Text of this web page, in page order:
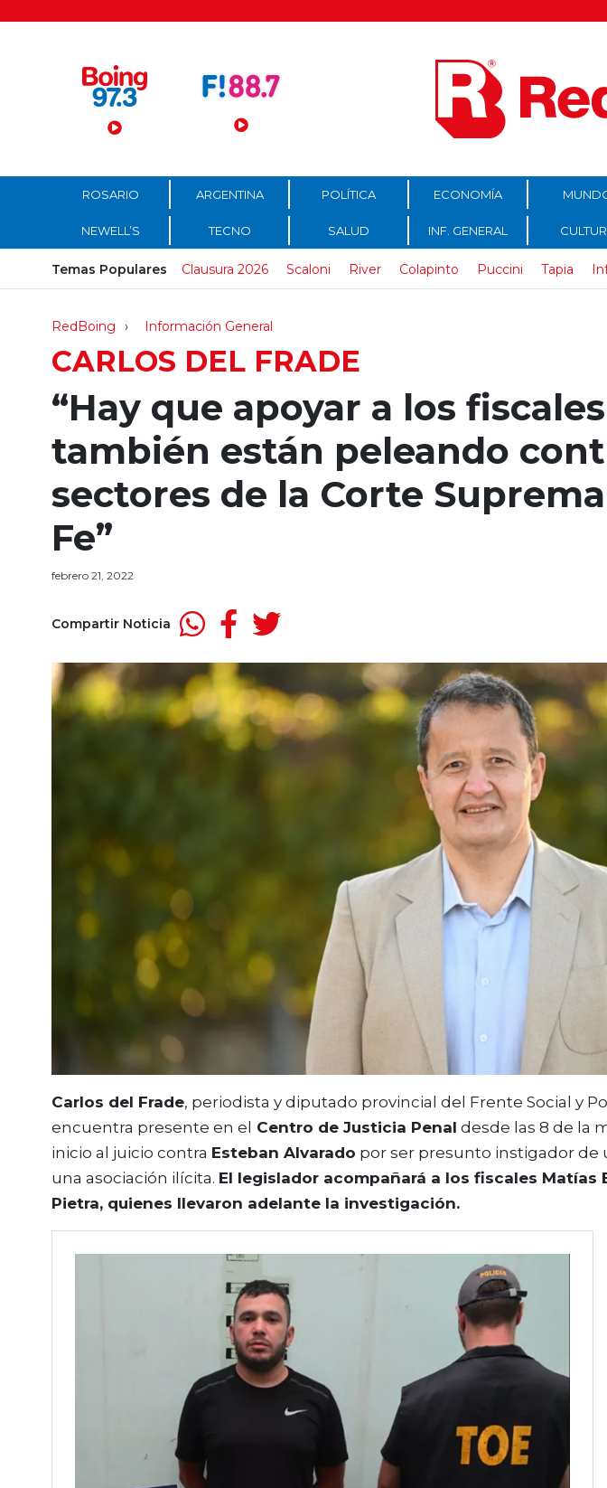
Menú Principal
ROSARIO ARGENTINA POLÍTICA ECONOMÍA
NEWELL’S TECNO SALUD INF. GENERAL
Temas Populares Clausura 2026 Scaloni River Colapinto Puccini Tapia
RedBoing Información General
CARLOS DEL FRADE
“Hay que apoyar a los
también están peleando
sectores de la Corte
Fe”
febrero 21, 2022
Compartir Noticia
Carlos del Frade, periodista y diputado provincial del Frente Social y
encuentra presente en el Centro de Justicia Penal desde las 8 de la
inicio al juicio contra Esteban Alvarado por ser presunto instigador de
una asociación ilícita. El legislador acompañará a los fiscales Matías
Pietra, quienes llevaron adelante la investigación.